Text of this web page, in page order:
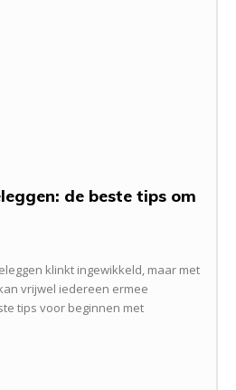
de beste tips om
klinkt ingewikkeld, maar met
vrijwel iedereen ermee
tips voor beginnen met